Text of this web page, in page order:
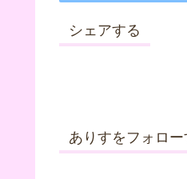
シェアする
ありすをフォロー